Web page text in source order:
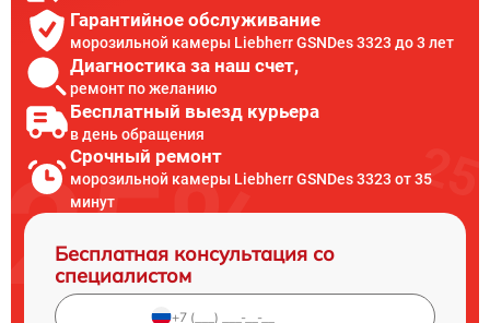
Гарантийное обслуживание
морозильной камеры Liebherr GSNDes 3323 до 3 лет
Диагностика за наш счет,
ремонт по желанию
Бесплатный выезд курьера
в день обращения
Срочный ремонт
морозильной камеры Liebherr GSNDes 3323 от 35
минут
Бесплатная консультация со
специалистом